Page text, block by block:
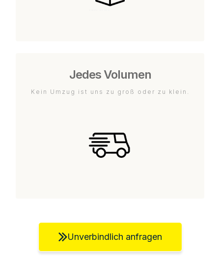
Jedes Volumen
Kein Umzug ist uns zu groß oder zu klein.
Unverbindlich anfragen